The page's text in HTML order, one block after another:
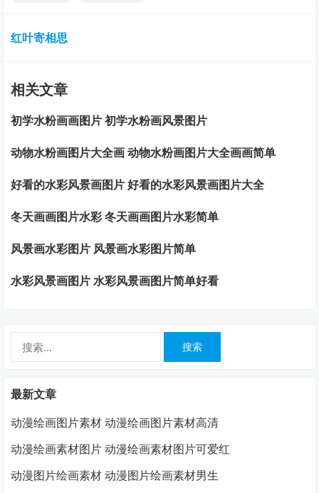
红叶寄相思
相关文章
初学水粉画画图片 初学水粉画风景图片
动物水粉画图片大全画 动物水粉画图片大全画画简单
好看的水彩风景画图片 好看的水彩风景画图片大全
冬天画画图片水彩 冬天画画图片水彩简单
风景画水彩图片 风景画水彩图片简单
水彩风景画图片 水彩风景画图片简单好看
最新文章
动漫绘画图片素材 动漫绘画图片素材高清
动漫绘画素材图片 动漫绘画素材图片可爱红
动漫图片绘画素材 动漫图片绘画素材男生